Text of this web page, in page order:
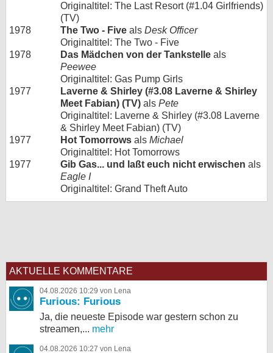
Originaltitel: The Last Resort (#1.04 Girlfriends)
(TV)
1978
The Two - Five als Desk Officer
Originaltitel: The Two - Five
1978
Das Mädchen von der Tankstelle als
Peewee
Originaltitel: Gas Pump Girls
1977
Laverne & Shirley (#3.08 Laverne & Shirley
Meet Fabian) (TV) als Pete
Originaltitel: Laverne & Shirley (#3.08 Laverne
& Shirley Meet Fabian) (TV)
1977
Hot Tomorrows als Michael
Originaltitel: Hot Tomorrows
1977
Gib Gas... und laßt euch nicht erwischen als
Eagle I
Originaltitel: Grand Theft Auto
AKTUELLE KOMMENTARE
04.08.2026 10:29 von Lena
Furious: Furious
Ja, die neueste Episode war gestern schon zu
streamen,... mehr
04.08.2026 10:27 von Lena